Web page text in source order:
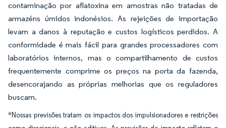
contaminação por aflatoxina em amostras não tratadas de
armazéns úmidos indonésios. As rejeições de importação
levam a danos à reputação e custos logísticos perdidos. A
conformidade é mais fácil para grandes processadores com
laboratórios internos, mas o compartilhamento de custos
frequentemente comprime os preços na porta da fazenda,
desencorajando as próprias melhorias que os reguladores
buscam.
*Nossas previsões tratam os impactos dos impulsionadores e restrições